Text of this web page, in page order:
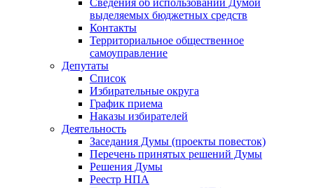
Сведения об использовании Думой
выделяемых бюджетных средств
Контакты
Территориальное общественное
самоуправление
Депутаты
Список
Избирательные округа
График приема
Наказы избирателей
Деятельность
Заседания Думы (проекты повесток)
Перечень принятых решений Думы
Решения Думы
Реестр НПА